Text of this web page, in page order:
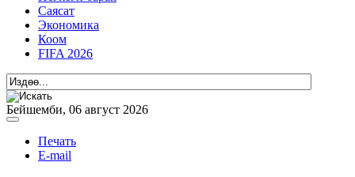
Саясат
Экономика
Коом
FIFA 2026
Бейшемби, 06 август 2026
Печать
E-mail